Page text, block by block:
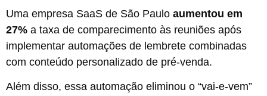
Uma empresa SaaS de São Paulo aumentou em
27% a taxa de comparecimento às reuniões após
implementar automações de lembrete combinadas
com conteúdo personalizado de pré-venda.
Além disso, essa automação eliminou o “vai-e-vem”